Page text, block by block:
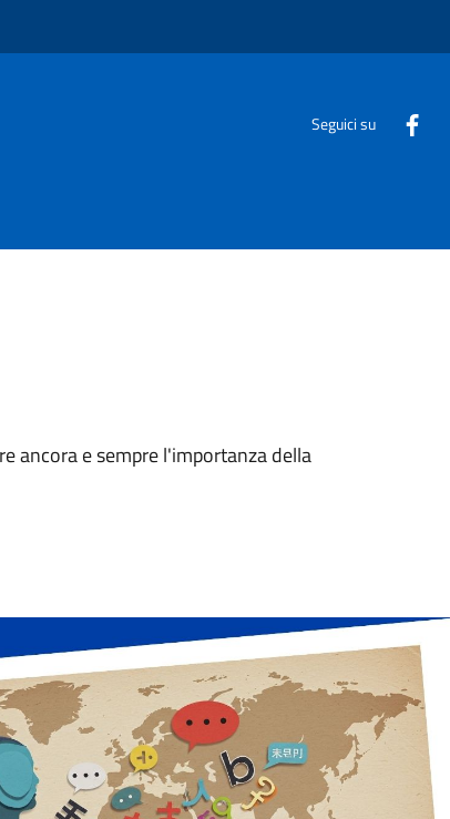
Seguici su
ancora e sempre l'importanza della